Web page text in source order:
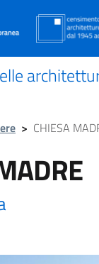
> CHIESA